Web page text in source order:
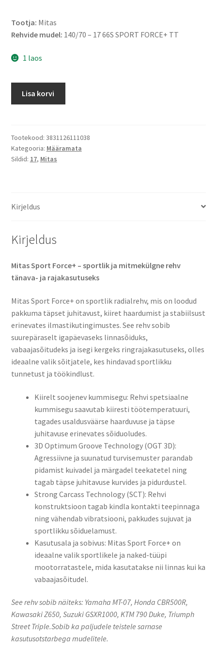
Tootja: Mitas
Rehvide mudel: 140/70 – 17 66S SPORT FORCE+ TT
1 laos
66S
SPORT
FORCE+
Lisa korvi
Tootekood: 3831126111038
Kategooria: Määramata
Sildid: 17, Mitas
Kirjeldus
Kirjeldus
Mitas Sport Force+ – sportlik ja mitmekülgne rehv
tänava- ja rajakasutuseks
Mitas Sport Force+ on sportlik radialrehv, mis on loodud
pakkuma täpset juhitavust, kiiret haardumist ja stabiilsust
erinevates ilmastikutingimustes. See rehv sobib
suurepäraselt igapäevaseks linnasõiduks,
vabaajasõitudeks ja isegi kergeks ringrajakasutuseks, olles
ideaalne valik sõitjatele, kes hindavad sportlikku
tunnetust ja töökindlust.
Kiirelt soojenev kummisegu: Rehvi spetsiaalne
kummisegu saavutab kiiresti töötemperatuuri,
tagades usaldusväärse haarduvuse ja täpse
juhitavuse erinevates sõiduoludes.
3D Optimum Groove Technology (OGT 3D):
Agressiivne ja suunatud turvisemuster parandab
pidamist kuivadel ja märgadel teekatetel ning
tagab täpse juhitavuse kurvides ja pidurdustel.
Strong Carcass Technology (SCT): Rehvi
konstruktsioon tagab kindla kontakti teepinnaga
ning vähendab vibratsiooni, pakkudes sujuvat ja
sportlikku sõiduelamust.
Kasutusala ja sobivus: Mitas Sport Force+ on
ideaalne valik sportlikele ja naked-tüüpi
mootorratastele, mida kasutatakse nii linnas kui ka
vabaajasõitudel.
See rehv sobib näiteks: Yamaha MT-07, Honda CBR500R,
Kawasaki Z650, Suzuki GSXR1000, KTM 790 Duke, Triumph
Street Triple.Sobib ka paljudele teistele sarnase
kasutusotstarbega mudelitele.